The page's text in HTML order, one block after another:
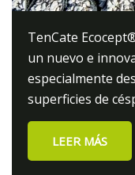
TenCate
un nuevo e
especialmente
superficies de
LEER MÁS